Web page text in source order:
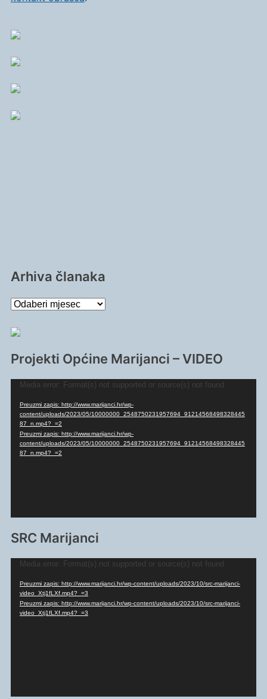
Arhiva članaka
Arhiva
Projekti Općine Marijanci – VIDEO
Reproduktor
videozapisa
Media error: Format(s) not supported or source(s) not found
Preuzmi zapis: http://www.marijanci.hr/wp-
content/uploads/2023/05/10000000_2548750231957694_91214568498328445
87_n.mp4?_=2
Preuzmi zapis: http://www.marijanci.hr/wp-
content/uploads/2023/05/10000000_2548750231957694_91214568498328445
87_n.mp4?_=2
SRC Marijanci
Reproduktor
videozapisa
Media error: Format(s) not supported or source(s) not found
Preuzmi zapis: http://www.marijanci.hr/wp-content/uploads/2023/10/src-marijanci-
video_Xtj1fLXf.mp4?_=3
Preuzmi zapis: http://www.marijanci.hr/wp-content/uploads/2023/10/src-marijanci-
video_Xtj1fLXf.mp4?_=3